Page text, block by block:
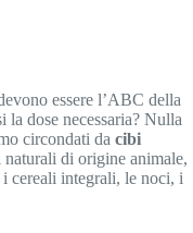
essere l’ABC della
la dose necessaria? Nulla
circondati da cibi
di origine animale,
cereali integrali, le noci, i